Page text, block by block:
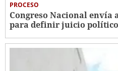
PROCESO
Congreso Nacional envía
para definir juicio